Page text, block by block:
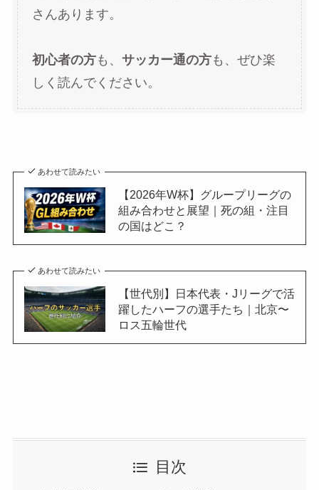
さんあります。
初心者の方も、 サッカー通の方も、ぜひ楽
しく読んでください。
あわせて読みたい
【2026年W杯】グループリーグの
組み合わせと展望｜死の組・注目
の国はどこ？
あわせて読みたい
【世代別】日本代表・Jリーグで活
躍したハーフの選手たち｜北京〜
ロス五輪世代
目次